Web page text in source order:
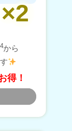
から
得！